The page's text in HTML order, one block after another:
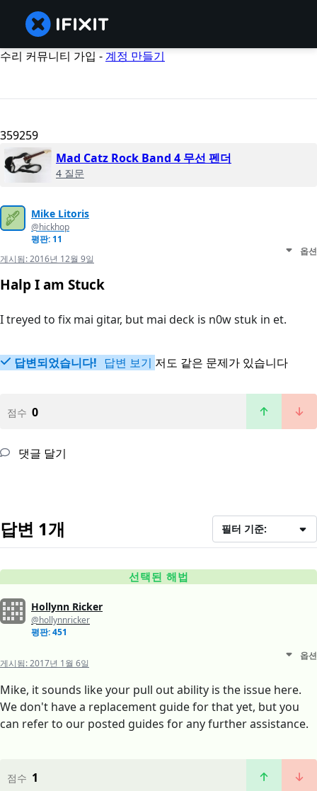
수리 커뮤니티 가입 -계정 만들기
359259
Mad Catz Rock Band 4 무선 펜더
4 질문
Mike Litoris
@hickhop
평판: 11
게시됨:2016년 12월 9일
옵션
Halp I am Stuck
I treyed to fix mai gitar, but mai deck is n0w stuk in et.
답변되었습니다! 답변 보기 저도 같은 문제가 있습니다
점수 0
댓글 달기
답변 1개 필터 기준:
선택된 해법
Hollynn Ricker
@hollynnricker
평판: 451
게시됨:2017년 1월 6일
옵션
Mike, it sounds like your pull out ability is the issue here.
We don't have a replacement guide for that yet, but you
can refer to our posted guides for any further assistance.
점수 1